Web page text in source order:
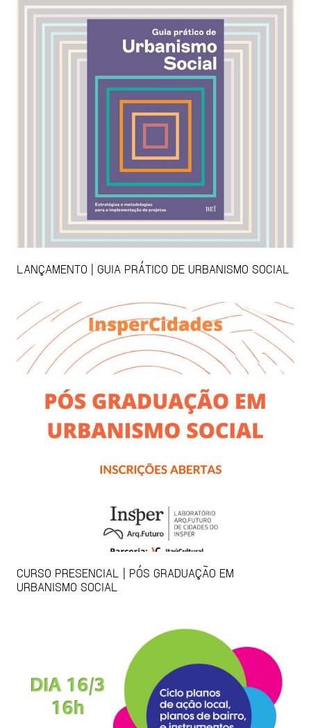
LANÇAMENTO | GUIA PRÁTICO DE URBANISMO SOCIAL
CURSO PRESENCIAL | PÓS GRADUAÇÃO EM
URBANISMO SOCIAL